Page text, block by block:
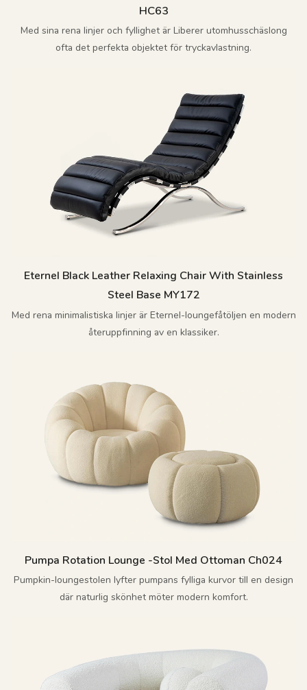
HC63
Med sina rena linjer och fyllighet är Liberer utomhusschäslong
ofta det perfekta objektet för tryckavlastning.
Eternel Black Leather Relaxing Chair With Stainless
Steel Base MY172
Med rena minimalistiska linjer är Eternel-loungefåtöljen en modern
återuppfinning av en klassiker.
Pumpa Rotation Lounge -stol Med Ottoman Ch024
Pumpkin-loungestolen lyfter pumpans fylliga kurvor till en design
där naturlig skönhet möter modern komfort.